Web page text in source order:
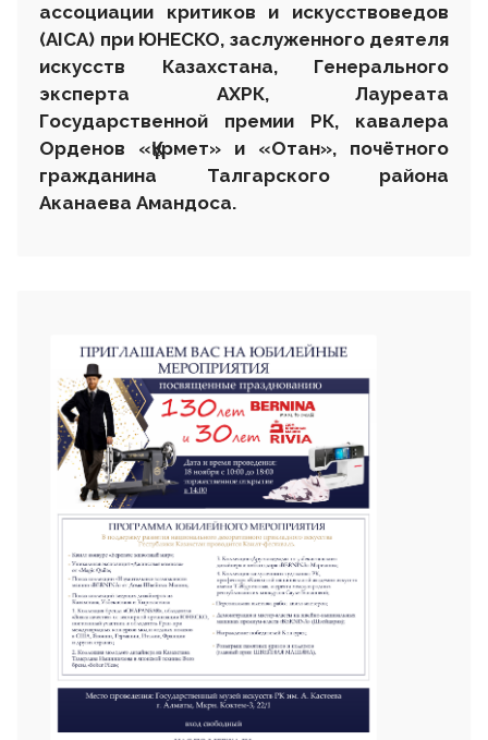
ассоциации критиков и искусствоведов
(AICA) при ЮНЕСКО, заслуженного деятеля
искусств Казахстана, Генерального
эксперта АХРК, Лауреата
Государственной премии РК, кавалера
Орденов «Құрмет» и «Отан», почётного
гражданина Талгарского района
Аканаева Амандоса.